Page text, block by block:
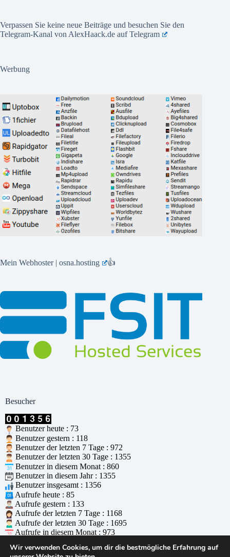
Verpassen Sie keine neue Beiträge und besuchen Sie den
Telegram-Kanal von AlexHaack.de aufTelegram
Werbung
Mein Webhoster | osna.hosting 👍
Besucher
Benutzer heute : 73
Benutzer gestern : 118
Benutzer der letzten 7 Tage : 972
Benutzer der letzten 30 Tage : 1355
Benutzer in diesem Monat : 860
Benutzer in diesem Jahr : 1355
Benutzer insgesamt : 1356
Aufrufe heute : 85
Aufrufe gestern : 133
Aufrufe der letzten 7 Tage : 1168
Aufrufe der letzten 30 Tage : 1695
Aufrufe in diesem Monat : 973
Aufrufe insgesamt : 1696
Wir verwenden Cookies, um dir die bestmögliche Erfahrung auf